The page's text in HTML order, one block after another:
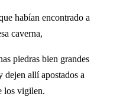
habían encontrado a
caverna,
piedras bien grandes
dejen allí apostados a
los vigilen.